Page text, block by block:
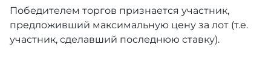
Победителем торгов признается участник,
предложивший максимальную цену за лот (т.е.
участник, сделавший последнюю ставку).